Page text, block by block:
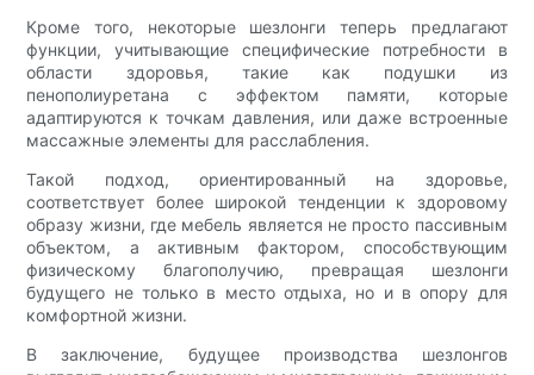
Кроме того, некоторые шезлонги теперь предлагают
функции, учитывающие специфические потребности в
области здоровья, такие как подушки из
пенополиуретана с эффектом памяти, которые
адаптируются к точкам давления, или даже встроенные
массажные элементы для расслабления.
Такой подход, ориентированный на здоровье,
соответствует более широкой тенденции к здоровому
образу жизни, где мебель является не просто пассивным
объектом, а активным фактором, способствующим
физическому благополучию, превращая шезлонги
будущего не только в место отдыха, но и в опору для
комфортной жизни.
В заключение, будущее производства шезлонгов